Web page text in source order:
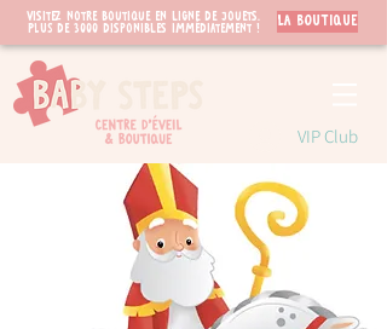
Visitez notre boutique en ligne de jouets.
PLUS de 3000 disponibles immédiatement !
LA BOUTIQUE
VIP Club